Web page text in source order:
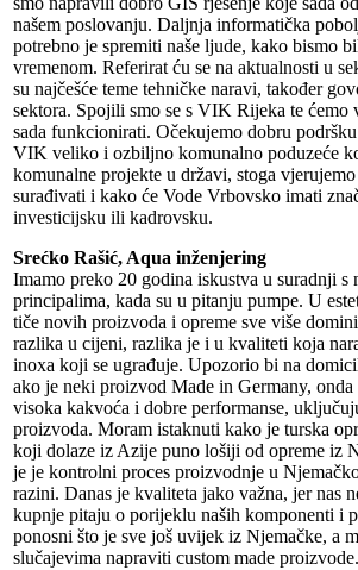
našem poslovanju. Daljnja informatička
potrebno je spremiti naše ljude, kako bismo
vremenom. Referirat ću se na aktualnosti u
su najčešće teme tehničke naravi, također
sektora. Spojili smo se s VIK Rijeka te ćemo
sada funkcionirati. Očekujemo dobru
VIK veliko i ozbiljno komunalno poduzeće
komunalne projekte u državi, stoga
surađivati i kako će Vode Vrbovsko imati
investicijsku ili kadrovsku.
Srećko Rašić, Aqua inženjering
Imamo preko 20 godina iskustva u suradnji s
principalima, kada su u pitanju pumpe. U
tiče novih proizvoda i opreme sve više
razlika u cijeni, razlika je i u kvaliteti koja
inoxa koji se ugrađuje. Upozorio bi na
ako je neki proizvod Made in Germany, onda
visoka kakvoća i dobre performanse,
proizvoda. Moram istaknuti kako je turska
koji dolaze iz Azije puno lošiji od opreme iz
je je kontrolni proces proizvodnje u
razini. Danas je kvaliteta jako važna, jer nas
kupnje pitaju o porijeklu naših komponenti i
ponosni što je sve još uvijek iz Njemačke, a
slučajevima napraviti custom made proizvode.